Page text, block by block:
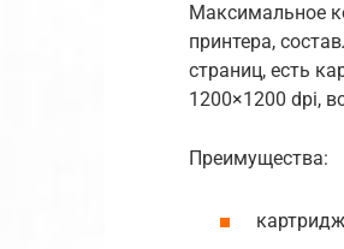
Максимальное
принтера,
страниц, есть
1200×1200 dpi,
Преимущества: